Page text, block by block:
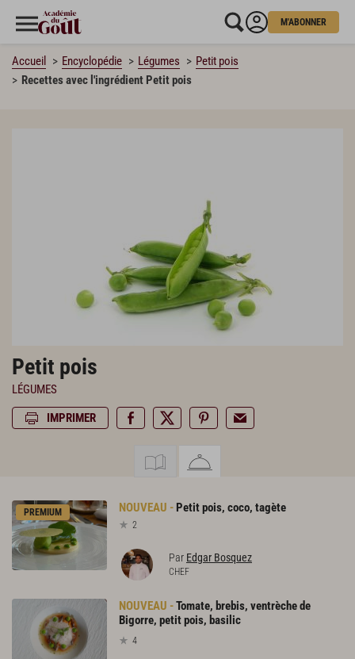
M'ABONNER
Accueil Encyclopédie Légumes
Petit pois
Recettes avec l'ingrédient Petit pois
Petit pois
LÉGUMES
IMPRIMER
PREMIUM Petitpois, coco, tagète
2
Par Edgar Bosquez
CHEF
Tomate, brebis, ventrèche de
Bigorre, petit pois, basilic
4